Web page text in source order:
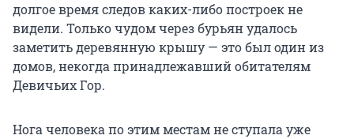
долгое время следов каких-либо построек не
видели. Только чудом через бурьян удалось
заметить деревянную крышу — это был один из
домов, некогда принадлежавший обитателям
Девичьих Гор.
Нога человека по этим местам не ступала уже